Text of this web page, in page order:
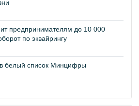
предпринимателям до 10 000
по эквайрингу
белый список Минцифры